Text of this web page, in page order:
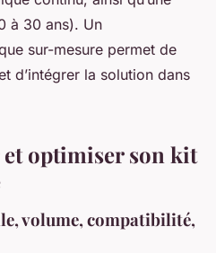
à 30 ans). Un
sur-mesure permet de
d’intégrer la solution dans
optimiser son kit
volume, compatibilité,